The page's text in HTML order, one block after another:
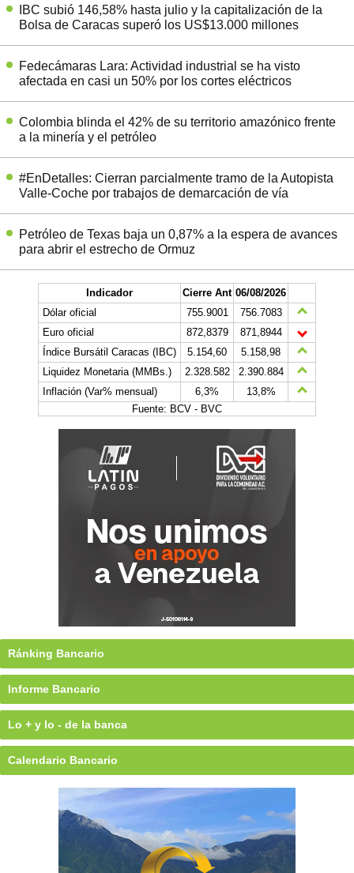
IBC subió 146,58% hasta julio y la capitalización de la
Bolsa de Caracas superó los US$13.000 millones
Fedecámaras Lara: Actividad industrial se ha visto
afectada en casi un 50% por los cortes eléctricos
Colombia blinda el 42% de su territorio amazónico frente
a la minería y el petróleo
#EnDetalles: Cierran parcialmente tramo de la Autopista
Valle-Coche por trabajos de demarcación de vía
Petróleo de Texas baja un 0,87% a la espera de avances
para abrir el estrecho de Ormuz
Indicador Cierre Ant 06/08/2026
Dólar oficial
755.9001
756.7083
Euro oficial
872,8379
871,8944
Índice Bursátil Caracas (IBC)
5.154,60
5.158,98
Liquidez Monetaria (MMBs.)
2.328.582
2.390.884
Inflación (Var% mensual)
6,3%
13,8%
Fuente: BCV - BVC
Ránking Bancario
Informe Bancario
Lo + y lo - de la banca
Calendario Bancario